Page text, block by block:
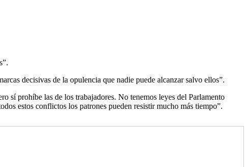
decisivas de la opulencia que nadie puede alcanzar salvo ellos”.
sí prohíbe las de los trabajadores. No tenemos leyes del Parlamento
estos conflictos los patrones pueden resistir mucho más tiempo”.